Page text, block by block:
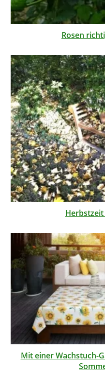
Rosen
Mit einer Wachstuch-